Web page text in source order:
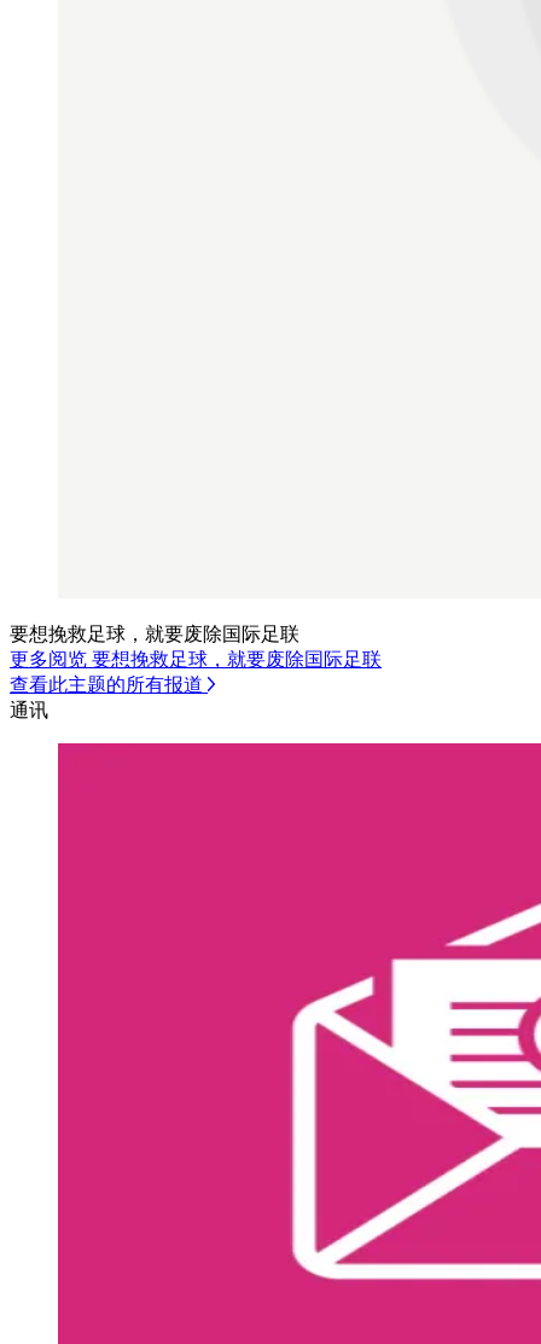
要想挽救足球，就要废除国际足联
更多阅览 要想挽救足球，就要废除国际足联
查看此主题的所有报道
通讯